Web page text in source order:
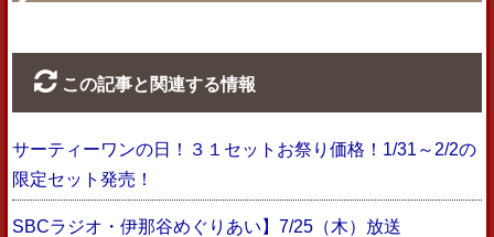
この記事と関連する情報
サーティーワンの日！３１セットお祭り価格！1/31～2/2の
限定セット発売！
SBCラジオ・伊那谷めぐりあい】7/25（木）放送